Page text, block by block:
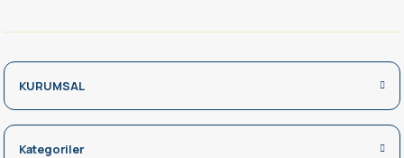
KURUMSAL
Kategoriler